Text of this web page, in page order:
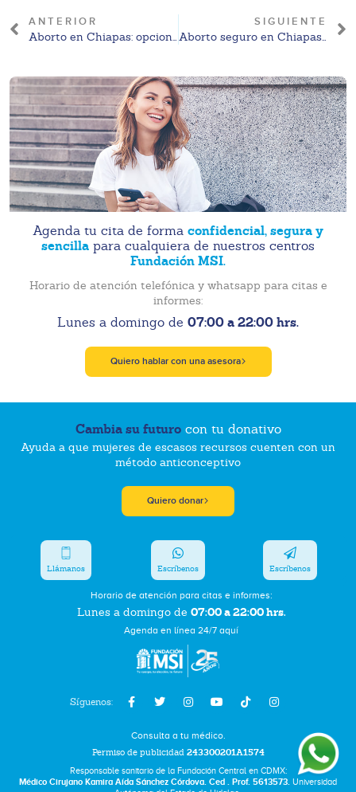
ANTERIOR
Aborto en Chiapas: opciones legales y orientación disponible
SIGUIENTE
Aborto seguro en Chiapas: qué significa y cómo se define legalmente en 2026
Agenda tu cita de forma confidencial, segura y
sencilla para cualquiera de nuestros centros
Fundación MSI.
Horario de atención telefónica y whatsapp para citas e
informes:
Lunes a domingo de 07:00 a 22:00 hrs.
Quiero hablar con una asesora
Cambia su futurocon tu donativo
Ayuda a que mujeres de escasos recursos cuenten con un
método anticonceptivo
Quiero donar
Síguenos:
Horario de atención para citas e informes:
Lunes a domingo de 07:00 a 22:00 hrs.
Agenda en línea 24/7 aquí
Llámanos Escríbenos Escríbenos
Consulta a tu médico.
Permiso de publicidad 243300201A1574
Responsable sanitario de la Fundación Central en CDMX:
Médico Cirujano Kamira Aída Sánchez Córdova. Ced . Prof. 5613573. Universidad